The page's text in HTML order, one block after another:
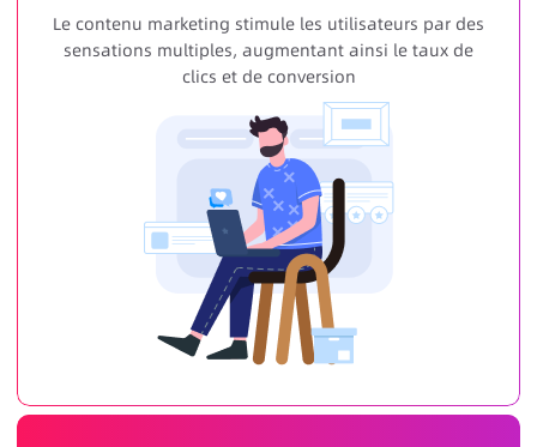
Le contenu marketing stimule les utilisateurs par des
sensations multiples, augmentant ainsi le taux de
clics et de conversion